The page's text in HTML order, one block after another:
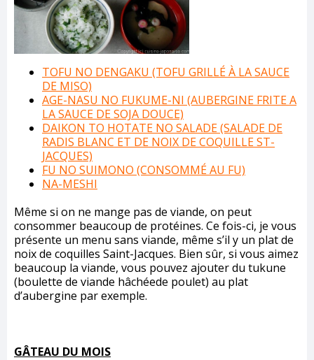
TOFU NO DENGAKU (TOFU GRILLÉ À LA SAUCE
DE MISO)
AGE-NASU NO FUKUME-NI (AUBERGINE FRITE A
LA SAUCE DE SOJA DOUCE)
DAIKON TO HOTATE NO SALADE (SALADE DE
RADIS BLANC ET DE NOIX DE COQUILLE ST-
JACQUES)
FU NO SUIMONO (CONSOMMÉ AU FU)
NA-MESHI
Même si on ne mange pas de viande, on peut
consommer beaucoup de protéines. Ce fois-ci, je vous
présente un menu sans viande, même s’il y un plat de
noix de coquilles Saint-Jacques. Bien sûr, si vous aimez
beaucoup la viande, vous pouvez ajouter du tukune
(boulette de viande hâchéede poulet) au plat
d’aubergine par exemple.
GÂTEAU DU MOIS